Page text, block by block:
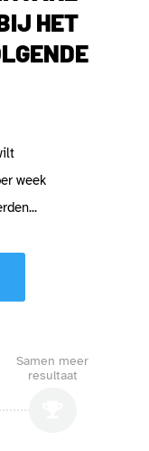
HET
week
Samen meer
resultaat